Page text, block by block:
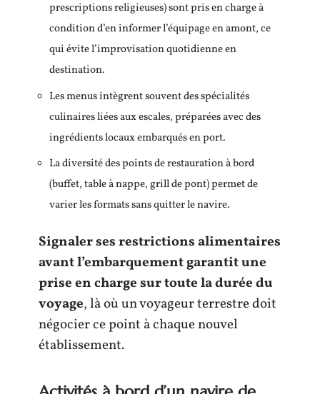
prescriptions religieuses) sont pris en charge à
condition d’en informer l’équipage en amont, ce
qui évite l’improvisation quotidienne en
destination.
Les menus intègrent souvent des spécialités
culinaires liées aux escales, préparées avec des
ingrédients locaux embarqués en port.
La diversité des points de restauration à bord
(buffet, table à nappe, grill de pont) permet de
varier les formats sans quitter le navire.
Signaler ses restrictions alimentaires
avant l’embarquement garantit une
prise en charge sur toute la durée du
voyage, là où un voyageur terrestre doit
négocier ce point à chaque nouvel
établissement.